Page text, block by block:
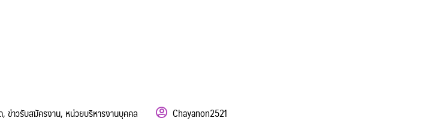
,ข่าวรับสมัครงาน, หน่วยบริหารงานบุคคล Chayanon2521